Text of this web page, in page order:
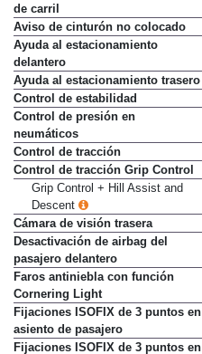
de carril
Aviso de cinturón no colocado
Ayuda al estacionamiento
delantero
Ayuda al estacionamiento trasero
Control de estabilidad
Control de presión en
neumáticos
Control de tracción
Control de tracción Grip Control
Grip Control + Hill Assist and
Descent
Cámara de visión trasera
Desactivación de airbag del
pasajero delantero
Faros antiniebla con función
Cornering Light
Fijaciones ISOFIX de 3 puntos en
asiento de pasajero
Fijaciones ISOFIX de 3 puntos en